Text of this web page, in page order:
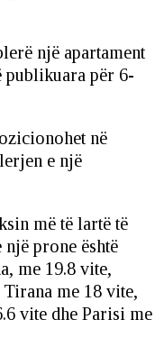
një apartament
publikuara për 6-
në
e një
më të lartë të
prone është
me 19.8 vite,
me 18 vite,
vite dhe Parisi me